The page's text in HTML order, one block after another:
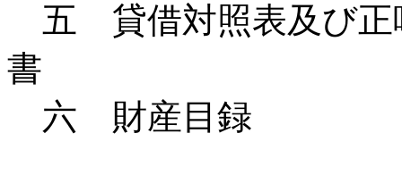
五 貸借対照表及び正
書
六 財産目録